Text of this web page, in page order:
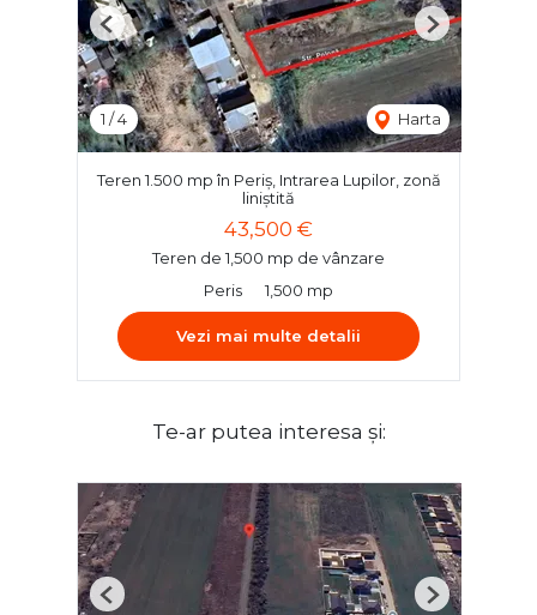
1 /4 Harta
Previous Next
Teren 1.500 mp în Periș, Intrarea Lupilor, zonă
liniștită
43,500 €
Teren de 1,500 mp de vânzare
Peris
1,500 mp
Vezi mai multe detalii
Te-ar putea interesa și:
Previous Next